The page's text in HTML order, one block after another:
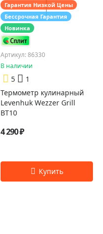
Гарантия Низкой Цены
Бессрочная Гарантия
Новинка
Артикул: 86330
В наличии
5
1
Термометр кулинарный
Levenhuk Wezzer Grill
BT10
4 290 ₽